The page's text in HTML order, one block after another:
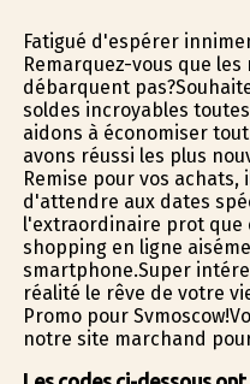
Fatigué d'espérer
Remarquez-vous que les
débarquent
soldes incroyables
aidons à économiser
avons réussi les plus
Remise pour vos achats,
d'attendre aux dates
l'extraordinaire profit
shopping en ligne
smartphone.Super
réalité le rêve de votre
Promo pour
notre site marchand